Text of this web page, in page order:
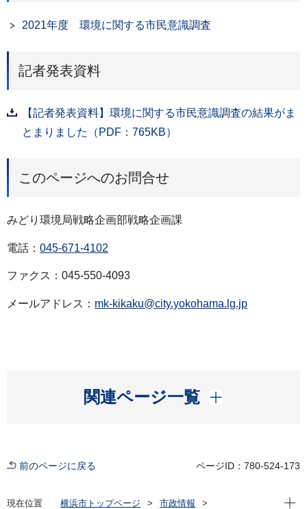
2021年度 環境に関する市民意識調査
記者発表資料
【記者発表資料】環境に関する市民意識調査の結果がま
とまりました（PDF：765KB）
このページへのお問合せ
みどり環境局戦略企画部戦略企画課
電話： 045-671-4102
ファクス：045-550-4093
メールアドレス： mk-kikaku@city.yokohama.lg.jp
関連ページ一覧
開く
前のページに戻る ページID：780-524-173
現在位置 横浜市トップページ
市政情報
現在